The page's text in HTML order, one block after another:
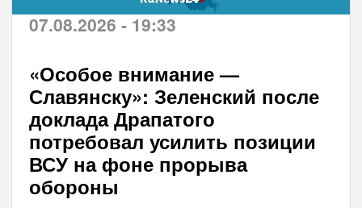
07.08.2026 - 19:33
«Особое внимание —
Славянску»: Зеленский после
доклада Драпатого
потребовал усилить позиции
ВСУ на фоне прорыва
обороны